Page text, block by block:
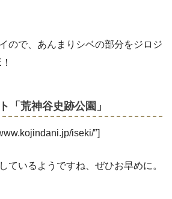
ので、あんまりシベの部分をジロジ
「荒神谷史跡公園」
iseki/″]
ているようですね、ぜひお早めに。